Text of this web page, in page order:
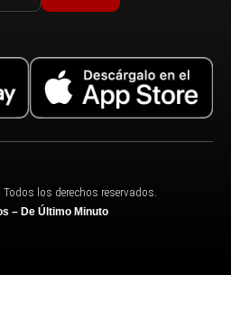
los derechos reservados.
– De Último Minuto